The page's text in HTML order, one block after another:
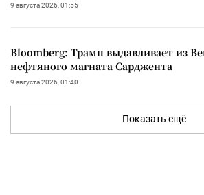
9 августа 2026, 01:55
Bloomberg: Трамп выдавливает из
нефтяного магната Сарджента
9 августа 2026, 01:40
Показать ещё